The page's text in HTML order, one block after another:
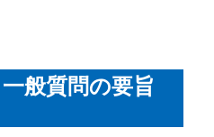
般質問の要旨